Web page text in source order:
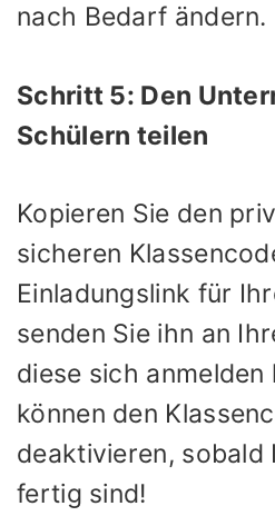
nach Bedarf ändern.
Schritt 5: Den
Schülern teilen
Kopieren Sie den
sicheren
Einladungslink für
senden Sie ihn an
diese sich anmelden
können den
deaktivieren, sobald
fertig sind!